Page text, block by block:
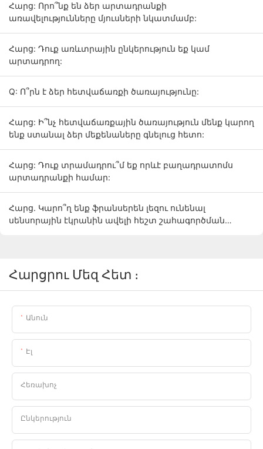
Հարց: Որո՞նք են ձեր արտադրանքի
առավելությունները մյուսների նկատմամբ:
Հարց: Դուք առևտրային ընկերություն եք կամ
արտադրող:
Q: Ո՞րն է ձեր հետվաճառքի ծառայությունը:
Հարց: Ի՞նչ հետվաճառքային ծառայություն մենք կարող
ենք ստանալ ձեր մեքենաները գնելուց հետո:
Հարց: Դուք տրամադրու՞մ եք որևէ բաղադրատոմս
արտադրանքի համար:
Հարց. Կարո՞ղ ենք ֆրանսերեն լեզու ունենալ
սենսորային էկրանին ավելի հեշտ շահագործման
Հարցրու Մեզ Հետ ։
Անուն
Էլ
Հեռախոչ
Ընկերություն